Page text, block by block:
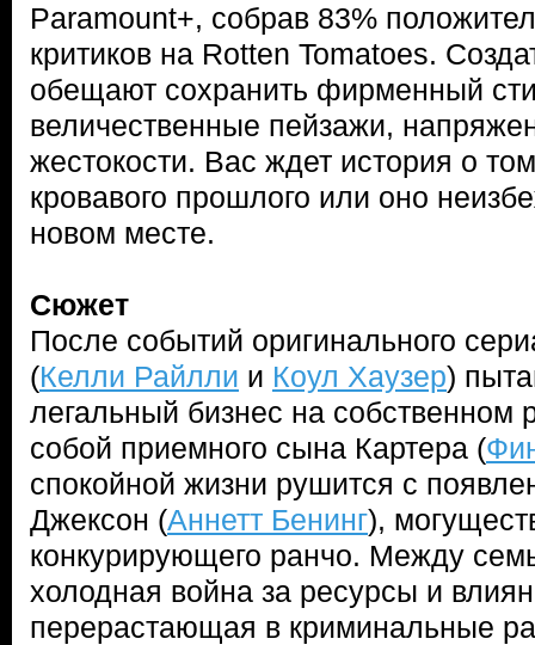
Paramount+, собрав 83%
критиков на Rotten Tomatoes.
обещают сохранить фирменный
величественные пейзажи,
жестокости. Вас ждет история о
кровавого прошлого или оно
новом месте.
Сюжет
После событий оригинального
(Келли Райлли и Коул Хаузер)
легальный бизнес на собственном
собой приемного сына Картера (
спокойной жизни рушится с
Джексон (Аннетт Бенинг),
конкурирующего ранчо. Между
холодная война за ресурсы и
перерастающая в криминальные